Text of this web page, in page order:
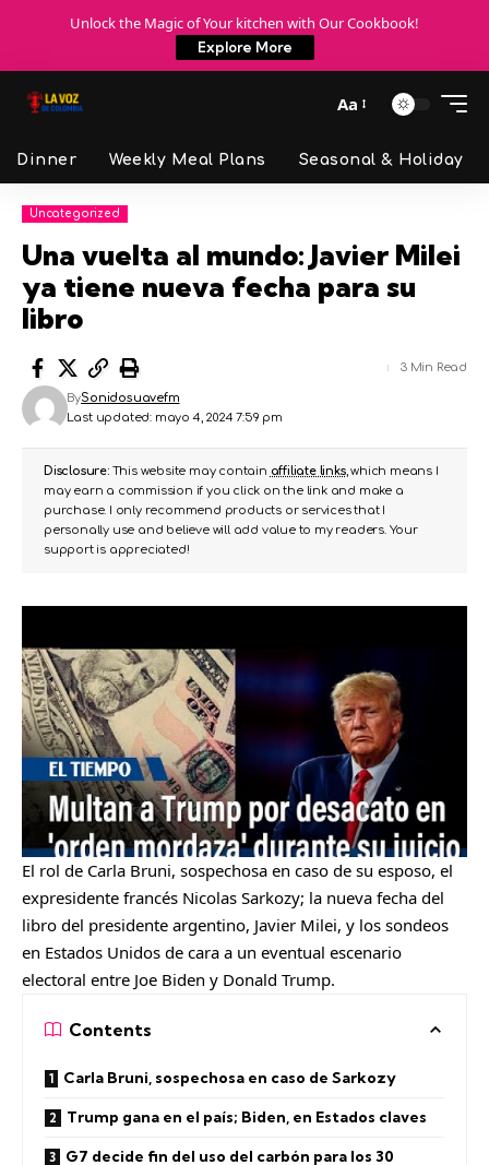
Unlock the Magic of Your kitchen with Our Cookbook!
Explore More
Aa
Dinner Weekly Meal Plans Seasonal & Holiday
Uncategorized
Una vuelta al mundo: Javier Milei
ya tiene nueva fecha para su
libro
Last updated: mayo 4, 2024 7:59 pm
BySonidosuavefm
3 Min Read
Disclosure:This website may contain affiliate links, which means I
may earn a commission if you click on the link and make a
purchase. I only recommend products or services that I
personally use and believe will add value to my readers. Your
support is appreciated!
El rol de Carla Bruni, sospechosa en caso de su esposo, el
expresidente francés Nicolas Sarkozy; la nueva fecha del
libro del presidente argentino, Javier Milei, y los sondeos
en Estados Unidos de cara a un eventual escenario
electoral entre Joe Biden y Donald Trump.
Contents
Carla Bruni, sospechosa en caso de Sarkozy
Trump gana en el país; Biden, en Estados claves
G7 decide fin del uso del carbón para los 30